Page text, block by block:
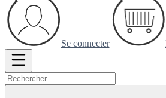
Se connecter